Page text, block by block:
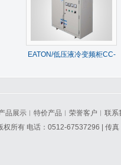
EATON/低压液冷变频柜CC-
品展示 ︱ 特价产品 ︱ 荣誉客户 ︱ 联系
权所有 电话：0512-67537296 | 传